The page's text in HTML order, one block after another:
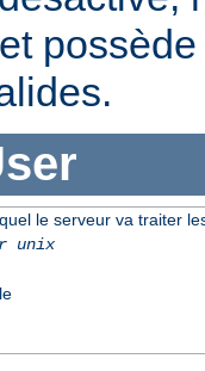
le serveur va traiter
unix